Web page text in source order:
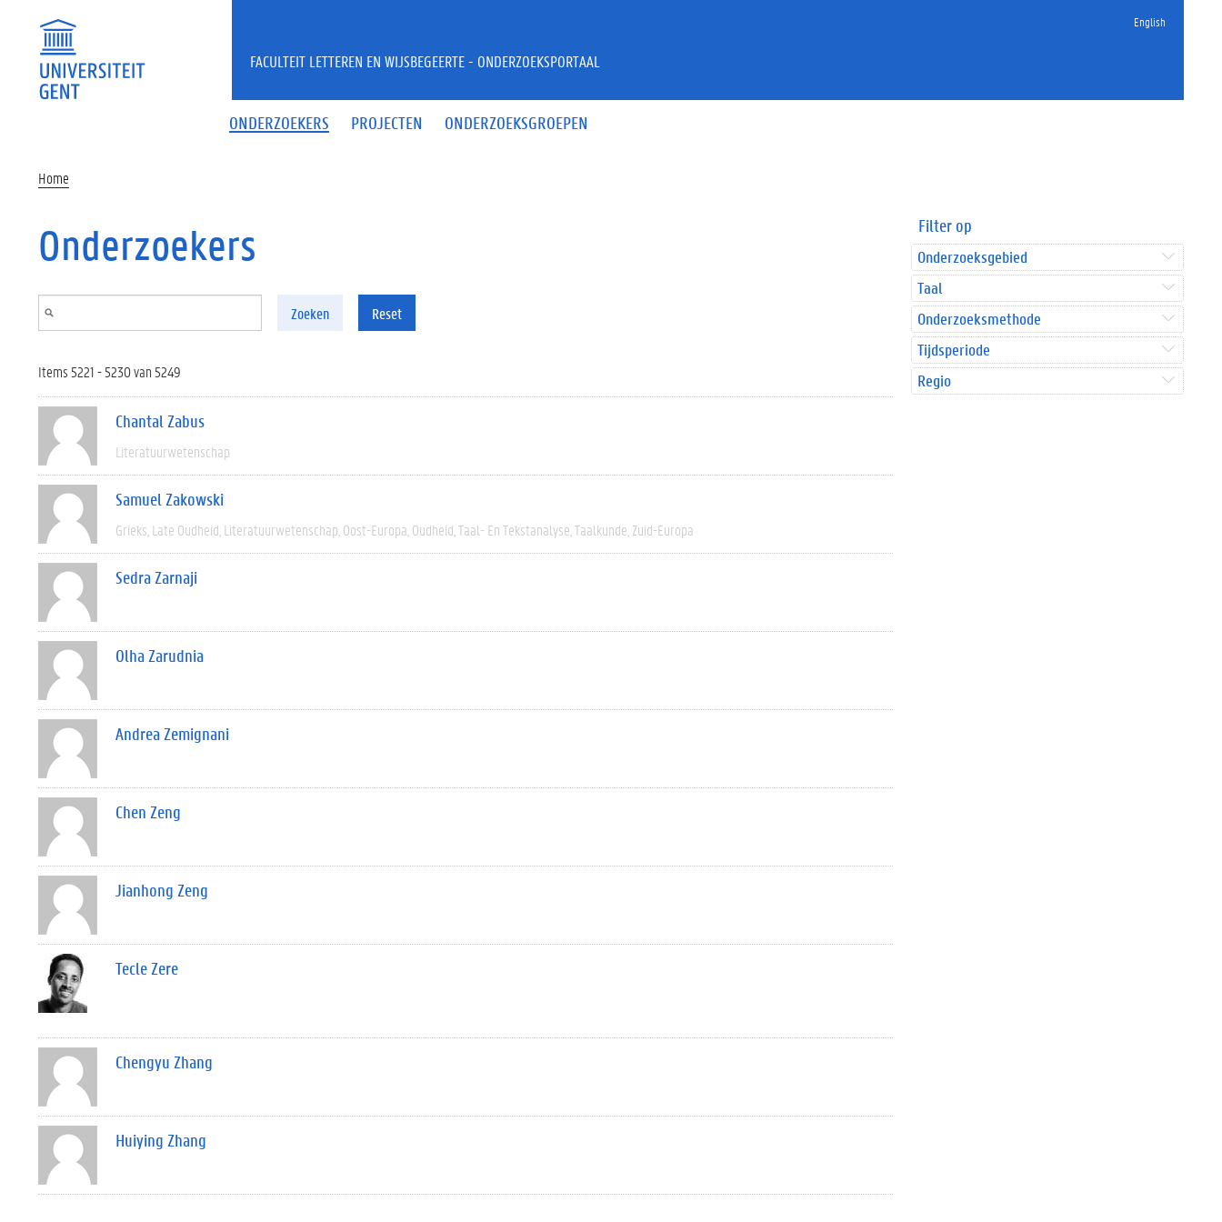
English
ONDERZOEKERS PROJECTEN ONDERZOEKSGROEPEN
FACULTEIT LETTEREN EN WIJSBEGEERTE - ONDERZOEKSPORTAAL
Home
Onderzoekers
Zoeken Reset
Items 5221 - 5230 van 5249
Chantal Zabus
Literatuurwetenschap
Samuel Zakowski
Grieks Late Oudheid Literatuurwetenschap Oost-Europa Oudheid Taal- En Tekstanalyse Taalkunde Zuid-Europa
Sedra Zarnaji
Olha Zarudnia
Andrea Zemignani
Chen Zeng
Jianhong Zeng
Tecle Zere
Chengyu Zhang
Huiying Zhang
Filter op
Onderzoeksgebied
Taal
Onderzoeksmethode
Tijdsperiode
Regio